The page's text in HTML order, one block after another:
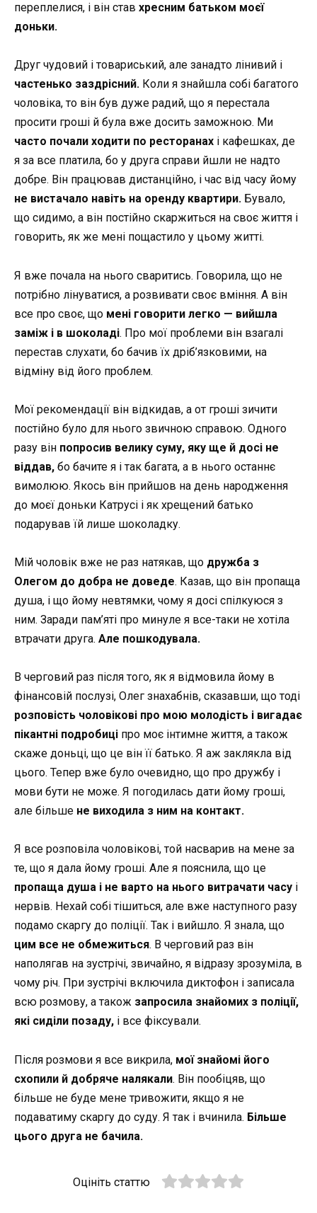
переплелися, і він став хресним батьком моєї
доньки.
Друг чудовий і товариський, але занадто лінивий і
частенько заздрісний. Коли я знайшла собі багатого
чоловіка, то він був дуже радий, що я перестала
просити гроші й була вже досить заможною. Ми
часто почали ходити по ресторанах і кафешках, де
я за все платила, бо у друга справи йшли не надто
добре. Він працював дистанційно, і час від часу йому
не вистачало навіть на оренду квартири. Бувало,
що сидимо, а він постійно скаржиться на своє життя і
говорить, як же мені пощастило у цьому житті.
Я вже почала на нього сваритись. Говорила, що не
потрібно лінуватися, а розвивати своє вміння. А він
все про своє, що мені говорити легко — вийшла
заміж і в шоколаді. Про мої проблеми він взагалі
перестав слухати, бо бачив їх дріб’язковими, на
відміну від його проблем.
Мої рекомендації він відкидав, а от гроші зичити
постійно було для нього звичною справою. Одного
разу він попросив велику суму, яку ще й досі не
віддав, бо бачите я і так багата, а в нього останнє
вимолюю. Якось він прийшов на день народження
до моєї доньки Катрусі і як хрещений батько
подарував їй лише шоколадку.
Мій чоловік вже не раз натякав, що дружба з
Олегом до добра не доведе. Казав, що він пропаща
душа, і що йому невтямки, чому я досі спілкуюся з
ним. Заради пам’яті про минуле я все-таки не хотіла
втрачати друга. Але пошкодувала.
В черговий раз після того, як я відмовила йому в
фінансовій послузі, Олег знахабнів, сказавши, що тоді
розповість чоловікові про мою молодість і вигадає
пікантні подробиці про моє інтимне життя, а також
скаже доньці, що це він її батько. Я аж заклякла від
цього. Тепер вже було очевидно, що про дружбу і
мови бути не може. Я погодилась дати йому гроші,
але більше не виходила з ним на контакт.
Я все розповіла чоловікові, той насварив на мене за
те, що я дала йому гроші. Але я пояснила, що це
пропаща душа і не варто на нього витрачати часу і
нервів. Нехай собі тішиться, але вже наступного разу
подамо скаргу до поліції. Так і вийшло. Я знала, що
цим все не обмежиться. В черговий раз він
наполягав на зустрічі, звичайно, я відразу зрозуміла, в
чому річ. При зустрічі включила диктофон і записала
всю розмову, а також запросила знайомих з поліції,
які сиділи позаду, і все фіксували.
Після розмови я все викрила, мої знайомі його
схопили й добряче налякали. Він пообіцяв, що
більше не буде мене тривожити, якщо я не
подаватиму скаргу до суду. Я так і вчинила. Більше
цього друга не бачила.
Оцініть статтю